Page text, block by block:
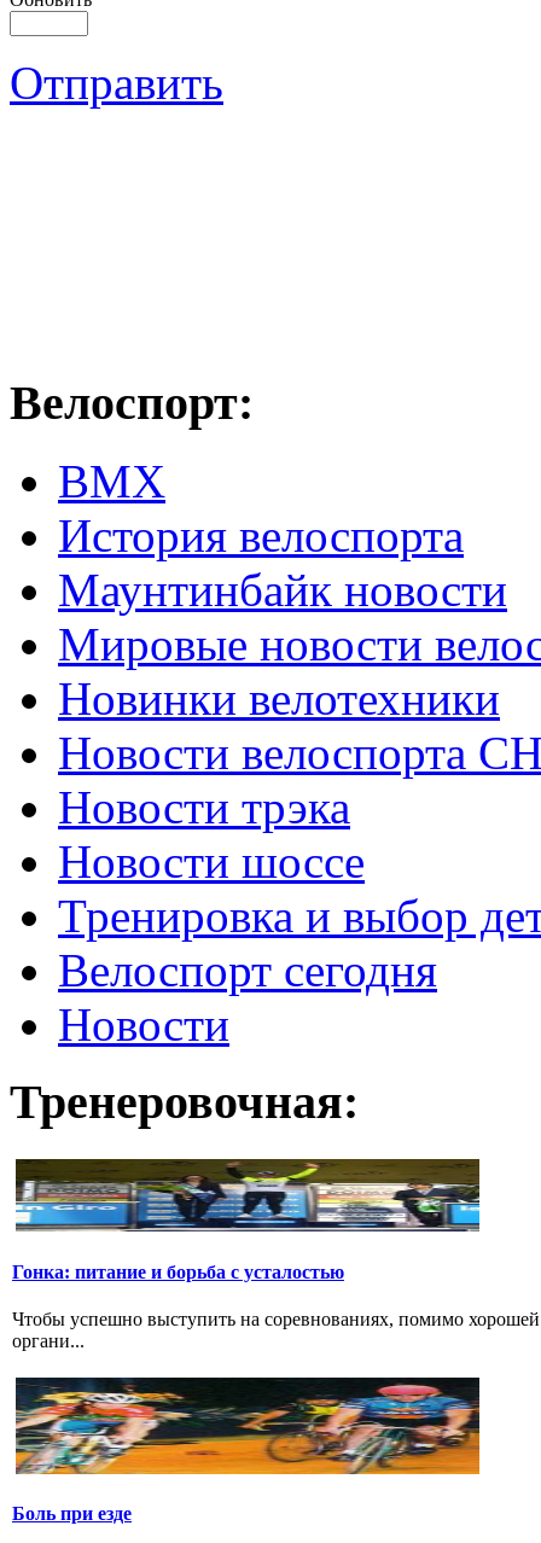
Отправить
Велоспорт:
ВМХ
История велоспорта
Маунтинбайк новости
Мировые новости
Новинки велотехники
Новости велоспорта
Новости трэка
Новости шоссе
Тренировка и выбор
Велоспорт сегодня
Новости
Тренеровочная:
Гонка: питание и борьба с усталостью
Чтобы успешно выступить на соревнованиях, помимо
органи...
Боль при езде